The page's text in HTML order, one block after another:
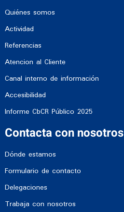
Quiénes somos
Actividad
Referencias
Atencion al Cliente
Canal interno de información
Accesibilidad
Informe CbCR Público 2025
Contacta con nosotros
Dónde estamos
Formulario de contacto
Delegaciones
Trabaja con nosotros